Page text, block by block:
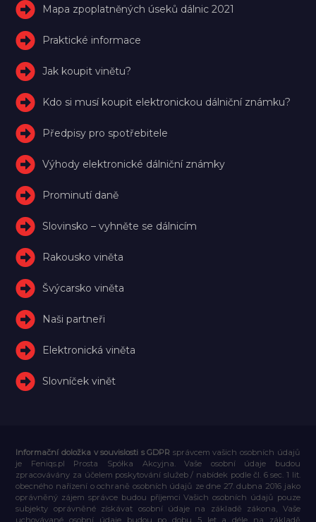
Mapa zpoplatněných úseků dálnic 2021
Praktické informace
Jak koupit vinětu?
Kdo si musí koupit elektronickou dálniční známku?
Předpisy pro spotřebitele
Výhody elektronické dálniční známky
Prominutí daně
Slovinsko – vyhněte se dálnicím
Rakousko viněta
Švýcarsko viněta
Naši partneři
Elektronická viněta
Slovníček vinět
Informační doložka v souvislosti s GDPR správcem vašich osobních údajů
je Feniqs.pl Prosta Spółka Akcyjna. Vaše osobní údaje budou
zpracovávány za účelem poskytování služeb / nabídek podle čl. 6 sec. 1 lit.
obecného nařízení o ochraně osobních údajů ze dne 27. dubna 2016 jako
oprávněný zájem správce budou příjemci Vašich osobních údajů pouze
subjekty oprávněné získávat osobní údaje na základě zákona, Vaše
uchovávané osobní údaje budou po dobu 5 let a déle na základě